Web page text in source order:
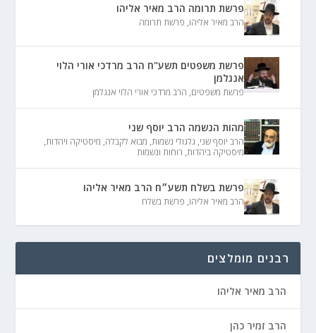
פרשת תרומה הרב מאיר אליהו
הרב מאיר אליהו, פרשת תרומה
פרשת משפטים תשע"ח הרב מרדכי אורי הלוי
אנגלמן
פרשת משפטים, הרב מרדכי אורי הלוי אנגלמן
מהות הנשמה הרב יוסף שני
הרב יוסף שני, גלגולי נשמות, מבוא לקבלה, מיסטיקה ויהדות,
מיסטיקה ביהדות, רוחות ונשמות
פרשת בשלח תשע״ח הרב מאיר אליהו
הרב מאיר אליהו, פרשת בשלח
רבנים מומלצים
הרב מאיר אליהו
הרב זמיר כהן